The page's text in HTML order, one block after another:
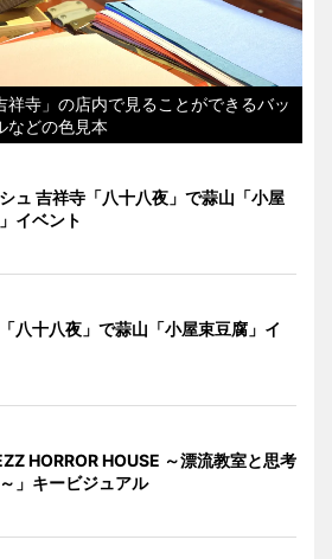
祥寺」の店内で見ることができるバッ
などの色見本
ュ 吉祥寺「八十八夜」で蒜山「小屋
イベント
八十八夜」で蒜山「小屋束豆腐」イ
HORROR HOUSE ～漂流教室と思考
」キービジュアル